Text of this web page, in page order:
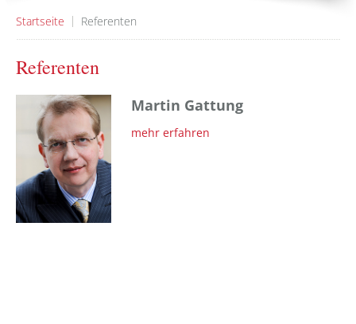
Startseite Referenten
Referenten
Martin Gattung
mehr erfahren